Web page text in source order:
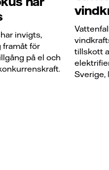
invigts,
för
på el och
tillskott
Sverige,